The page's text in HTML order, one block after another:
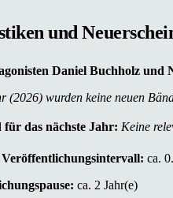
und
Daniel Buchholz und
(2026) wurden keine neuen
für das nächste Jahr: Keine
ca.
ca. 2 Jahr(e)